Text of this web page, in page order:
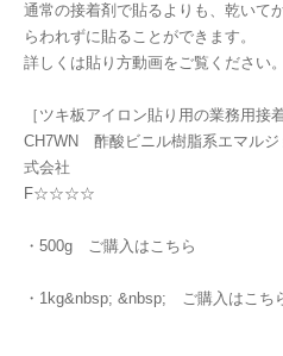
通常の接着剤で貼るよりも、乾いて
らわれずに貼ることができます。
詳しくは貼り方動画をご覧ください。
［ツキ板アイロン貼り用の業務用接着
CH7WN 酢酸ビニル樹脂系エマル
式会社
F☆☆☆☆
・500g ご購入はこちら
・1kg&nbsp; &nbsp; ご購入はこち